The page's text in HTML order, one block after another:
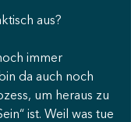
aus?
immer
da auch noch
um heraus zu
ist. Weil was tue